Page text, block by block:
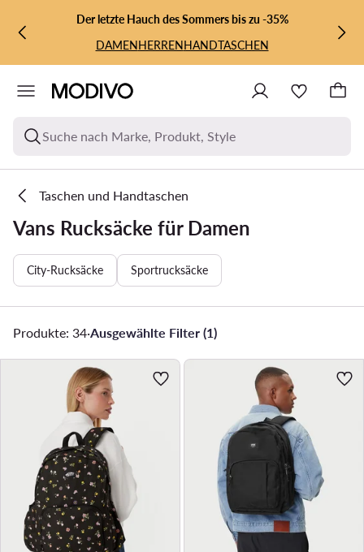
ZUM HAUPTINHALT SPRINGEN
ZUR SUCHEDer letzte Hauch des Sommers bis zu -35%
DAMENHERRENHANDTASCHEN
Suche nach Marke, Produkt, Style
Taschen und Handtaschen
Vans Rucksäcke für Damen
City-Rucksäcke Sportrucksäcke
Produkte: 34·Ausgewählte Filter (1)